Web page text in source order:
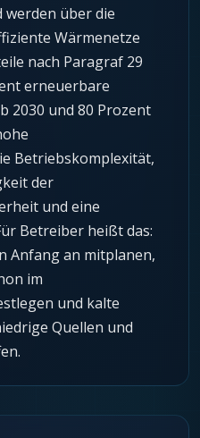
über die
Wärmenetze
nach Paragraf 29
erneuerbare
2030 und 80 Prozent
Betriebskomplexität,
der
und eine
Betreiber heißt das:
Anfang an mitplanen,
im
und kalte
Quellen und